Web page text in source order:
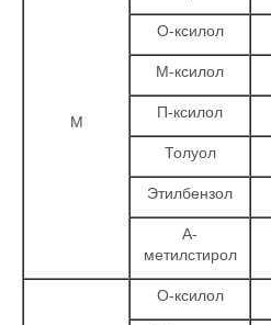
М
О-ксилол
М-ксилол
П-ксилол
Толуол
Этилбензол
Α-
метилстирол
О-ксилол